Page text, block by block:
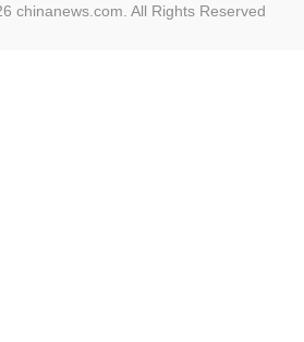
chinanews.com. All Rights Reserved